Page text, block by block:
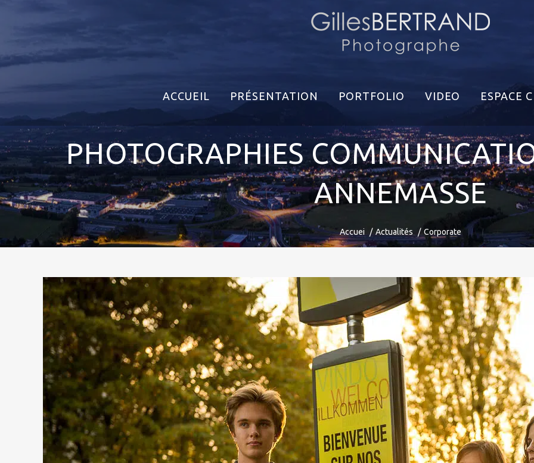
ACCUEIL PRÉSENTATION PORTFOLIO VIDEO ESPACE
PHOTOGRAPHIES
ANNEMASSE
Accuei Actualités Corporate